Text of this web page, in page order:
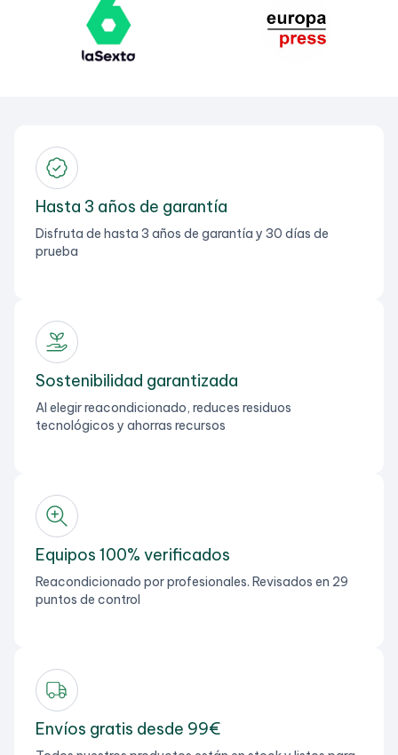
Hasta 3 años de garantía
Disfruta de hasta 3 años de garantía y 30 días de
prueba
Sostenibilidad garantizada
Al elegir reacondicionado, reduces residuos
tecnológicos y ahorras recursos
Equipos 100% verificados
Reacondicionado por profesionales. Revisados en 29
puntos de control
Envíos gratis desde 99€